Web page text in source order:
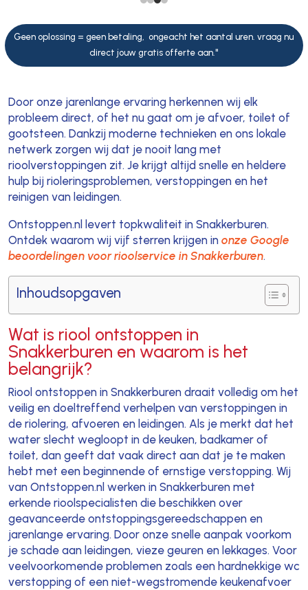
Geen oplossing = geen betaling, ongeacht het aantal uren. vraag nu
direct jouw gratis offerte aan."
Door onze jarenlange ervaring herkennen wij elk
probleem direct, of het nu gaat om je afvoer, toilet of
gootsteen. Dankzij moderne technieken en ons lokale
netwerk zorgen wij dat je nooit lang met
rioolverstoppingen zit. Je krijgt altijd snelle en heldere
hulp bij rioleringsproblemen, verstoppingen en het
reinigen van leidingen.
Ontstoppen.nl levert topkwaliteit in Snakkerburen.
Ontdek waarom wij vijf sterren krijgen in onze Google
beoordelingen voor rioolservice in Snakkerburen.
Inhoudsopgaven
Wat is riool ontstoppen in
Snakkerburen en waarom is het
belangrijk?
Riool ontstoppen in Snakkerburen draait volledig om het
veilig en doeltreffend verhelpen van verstoppingen in
de riolering, afvoeren en leidingen. Als je merkt dat het
water slecht wegloopt in de keuken, badkamer of
toilet, dan geeft dat vaak direct aan dat je te maken
hebt met een beginnende of ernstige verstopping. Wij
van Ontstoppen.nl werken in Snakkerburen met
erkende rioolspecialisten die beschikken over
geavanceerde ontstoppingsgereedschappen en
jarenlange ervaring. Door onze snelle aanpak voorkom
je schade aan leidingen, vieze geuren en lekkages. Voor
veelvoorkomende problemen zoals een hardnekkige wc
verstopping of een niet-wegstromende keukenafvoer